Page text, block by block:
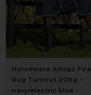
Horseware Amigo Foal
Rug Turnout 200g -
navy/electric blue -